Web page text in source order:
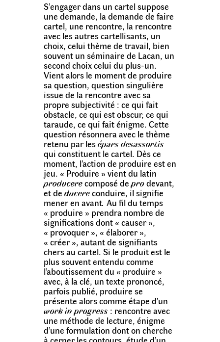
S’engager dans un cartel suppose
une demande, la demande de faire
cartel, une rencontre, la rencontre
avec les autres cartellisants, un
choix, celui thème de travail, bien
souvent un séminaire de Lacan, un
second choix celui du plus-un.
Vient alors le moment de produire
sa question, question singulière
issue de la rencontre avec sa
propre subjectivité : ce qui fait
obstacle, ce qui est obscur, ce qui
taraude, ce qui fait énigme. Cette
question résonnera avec le thème
retenu par lesépars desassortis
qui constituent le cartel. Dès ce
moment, l’action de produire est en
jeu. « Produire » vient du latin
producerecomposé deprodevant,
et de ducereconduire, il signifie
mener en avant. Au fil du temps
« produire » prendra nombre de
significations dont « causer »,
« provoquer », « élaborer »,
« créer », autant de signifiants
chers au cartel. Si le produit est le
plus souvent entendu comme
l’aboutissement du « produire »
avec, à la clé, un texte prononcé,
parfois publié, produire se
présente alors comme étape d’un
work in progress : rencontre avec
une méthode de lecture, énigme
d’une formulation dont on cherche